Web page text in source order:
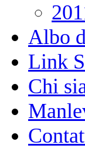
Albo
Link
Chi